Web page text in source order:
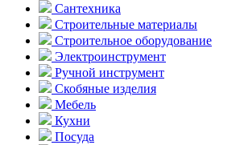
Сантехника
Строительные материалы
Строительное оборудование
Электроинструмент
Ручной инструмент
Скобяные изделия
Мебель
Кухни
Посуда